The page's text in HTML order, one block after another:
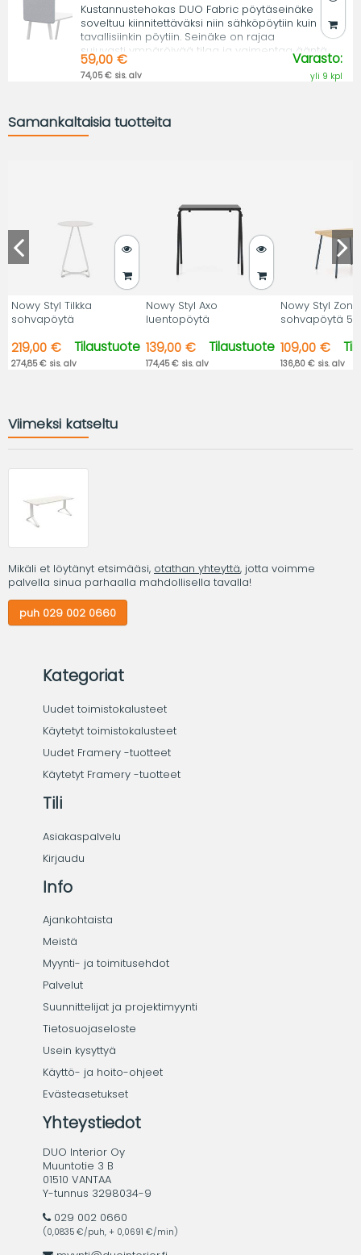
Kustannustehokas DUO Fabric pöytäseinäke
soveltuu kiinnitettäväksi niin sähköpöytiin kuin
tavallisiinkin pöytiin. Seinäke on rajaa
sujuvasti ympäröivää tilaa ja vaimentaa ääntä.
59,00 €
74,05 € sis. alv
Varasto:
yli 9 kpl
Samankaltaisia tuotteita
Nowy Styl Tilkka
sohvapöytä
219,00 €
274,85 € sis. alv
Tilaustuote
Nowy Styl Axo
luentopöytä
139,00 €
174,45 € sis. alv
Tilaustuote
Nowy Styl Zone
sohvapöytä
109,00 €
136,80 € sis. alv
Viimeksi katseltu
Mikäli et löytänyt etsimääsi, otathan yhteyttä, jotta voimme
palvella sinua parhaalla mahdollisella tavalla!
puh 029 002 0660
Kategoriat
Uudet toimistokalusteet
Käytetyt toimistokalusteet
Uudet Framery -tuotteet
Käytetyt Framery -tuotteet
Tili
Asiakaspalvelu
Kirjaudu
Info
Ajankohtaista
Meistä
Myynti- ja toimitusehdot
Palvelut
Suunnittelijat ja projektimyynti
Tietosuojaseloste
Usein kysyttyä
Käyttö- ja hoito-ohjeet
Evästeasetukset
Yhteystiedot
DUO Interior Oy
Muuntotie 3 B
01510 VANTAA
Y-tunnus 3298034-9
029 002 0660
(0,0835 €/puh, + 0,0691 €/min)